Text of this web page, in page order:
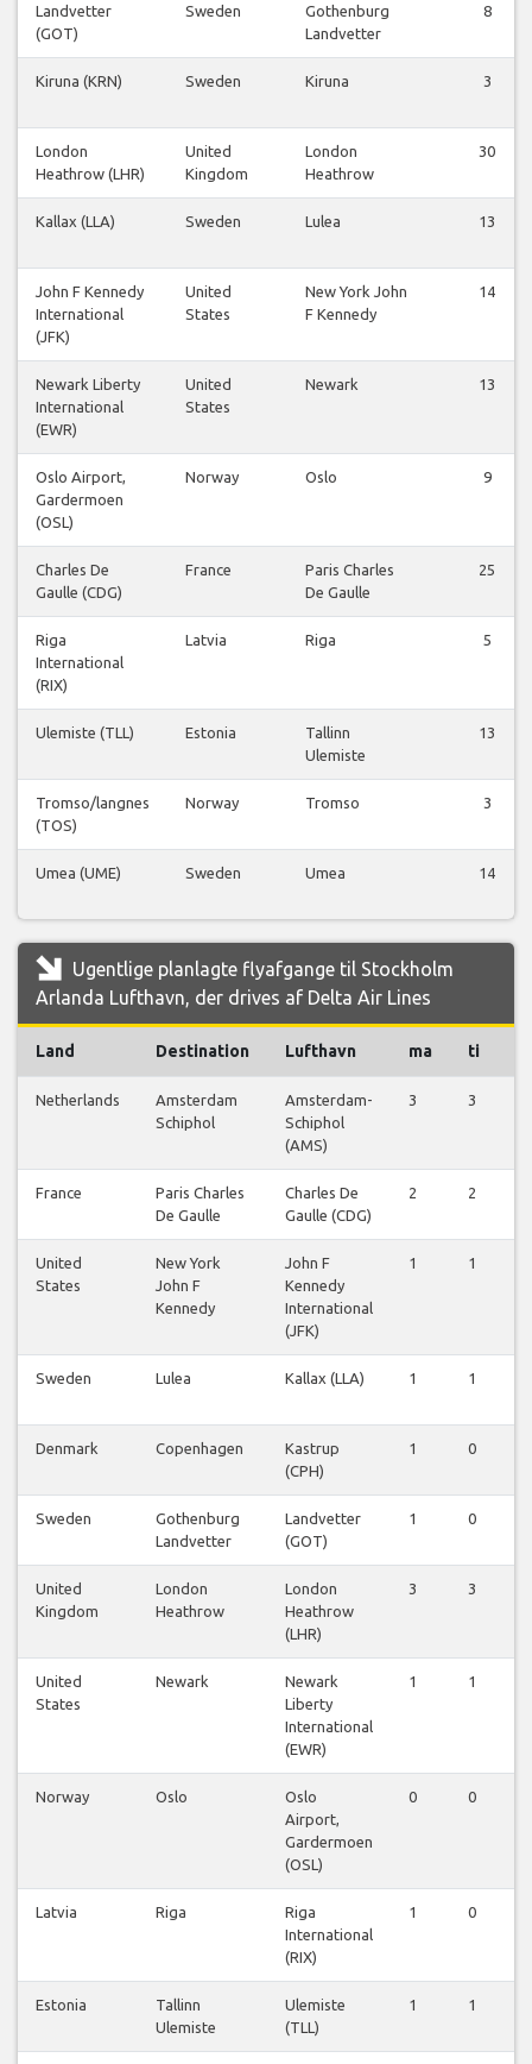
Landvetter
(GOT)
Sweden
Gothenburg
Landvetter
8
Kiruna (KRN) Sweden Kiruna 3
London
Heathrow (LHR)
United
Kingdom
London
Heathrow
30
Kallax (LLA) Sweden Lulea 13
John F Kennedy
International
(JFK)
United
States
New York John
F Kennedy
14
Newark Liberty
International
(EWR)
United
States
Newark 13
Oslo Airport,
Gardermoen
(OSL)
Norway Oslo 9
Charles De
Gaulle (CDG)
France
Paris Charles
De Gaulle
25
Riga
International
(RIX)
Latvia Riga 5
Ulemiste (TLL) Estonia
Tallinn
Ulemiste
13
Tromso/langnes
(TOS)
Norway Tromso 3
Umea (UME) Sweden Umea 14
Ugentlige planlagte flyafgange til Stockholm
Arlanda Lufthavn, der drives af Delta Air Lines
Land Destination Lufthavn ma ti
Netherlands
Amsterdam
Schiphol
Amsterdam-
Schiphol
(AMS)
3 3
France
Paris Charles
De Gaulle
Charles De
Gaulle (CDG)
2 2
United
States
New York
John F
Kennedy
John F
Kennedy
International
(JFK)
1 1
Sweden Lulea Kallax (LLA) 1 1
Denmark Copenhagen
Kastrup
(CPH)
1 0
Sweden
Gothenburg
Landvetter
Landvetter
(GOT)
1 0
United
Kingdom
London
Heathrow
London
Heathrow
(LHR)
3 3
United
States
Newark
Newark
Liberty
International
(EWR)
1 1
Norway Oslo
Oslo
Airport,
Gardermoen
(OSL)
0 0
Latvia Riga
Riga
International
(RIX)
1 0
Estonia
Tallinn
Ulemiste
Ulemiste
(TLL)
1 1